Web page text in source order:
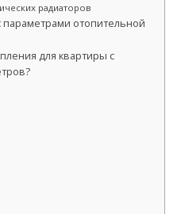
радиаторов
параметрами отопительной
для квартиры с